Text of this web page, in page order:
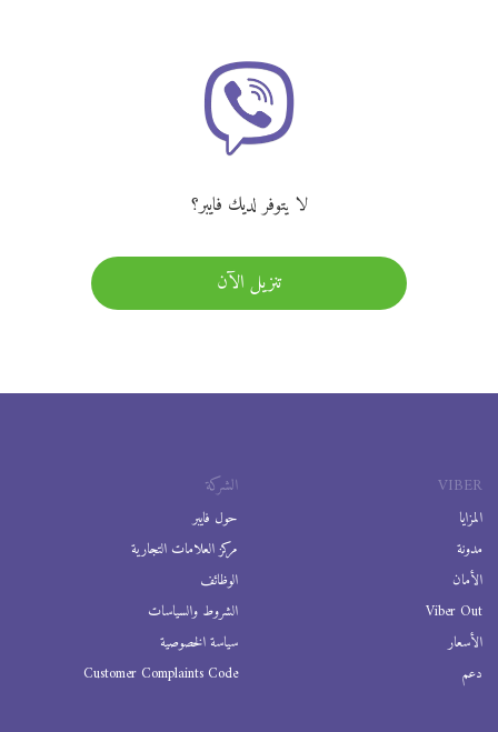
لا يتوفر لديك فايبر؟
تنزيل الآن
VIBER
المزايا
مدونة
الأمان
Viber Out
الأسعار
دعم
الشركة
حول فايبر
مركز العلامات التجارية
الوظائف
الشروط والسياسات
سياسة الخصوصية
Customer Complaints Code